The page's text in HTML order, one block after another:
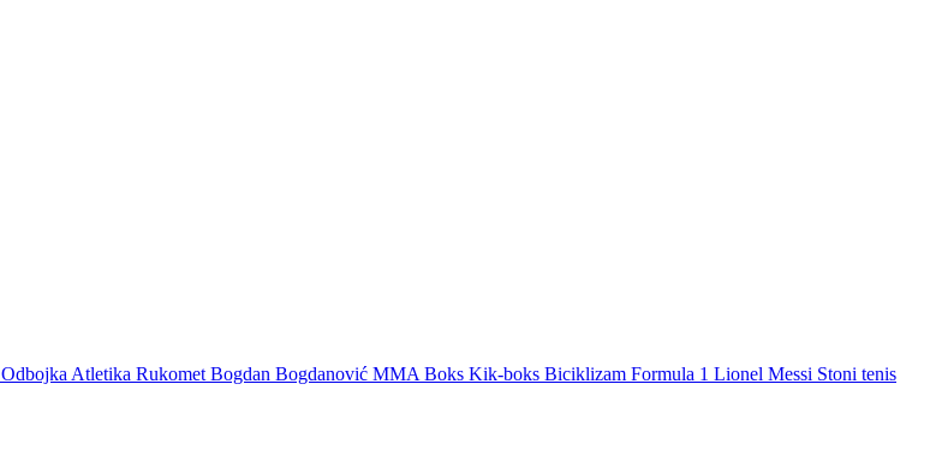
Odbojka Atletika Rukomet Bogdan Bogdanović MMA Boks Kik-boks Biciklizam Formula 1 Lionel Messi Stoni tenis